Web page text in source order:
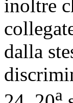
inoltre
dalla
a